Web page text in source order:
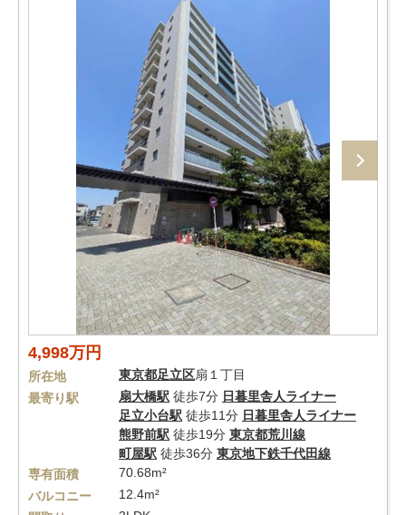
4,998万円
所在地 東京都足立区扇１丁目
最寄り駅
扇大橋駅 徒歩7分 日暮里舎人ライナー
足立小台駅 徒歩11分 日暮里舎人ライナー
熊野前駅 徒歩19分 東京都荒川線
町屋駅 徒歩36分 東京地下鉄千代田線
専有面積
70.68m²
バルコニー
12.4m²